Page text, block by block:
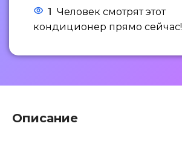
1
Человек смотрят этот
кондиционер прямо сейчас!
Описание